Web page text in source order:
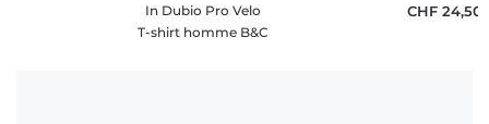
In Dubio Pro Velo
T-shirt homme B&C
CHF 24,50